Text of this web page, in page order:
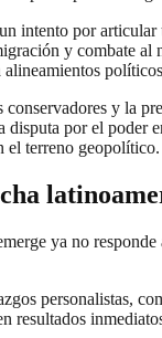
intento por articular
y combate al
y la
disputa por el poder
el terreno geopolítico.
ya no responde
personalistas,
resultados